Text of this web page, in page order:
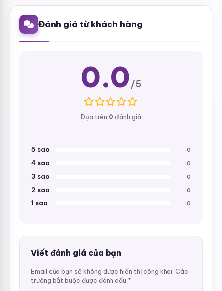
Đánh giá từ khách hàng
0.0/5
Dựa trên 0 đánh giá
5 sao 0
4 sao 0
3 sao 0
2 sao 0
1 sao 0
Viết đánh giá của bạn
Email của bạn sẽ không được hiển thị công khai. Các
trường bắt buộc được đánh dấu *